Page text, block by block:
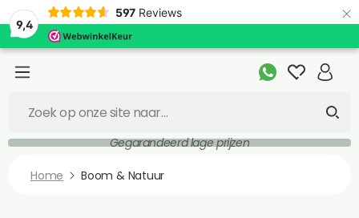
9,4
597 Reviews ×
Gegarandeerd lage prijzen
Home Boom & Natuur